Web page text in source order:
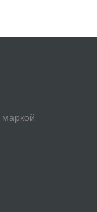
маркой